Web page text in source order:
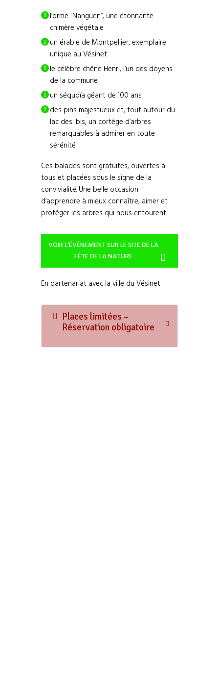
l’orme “Nanguen”, une étonnante
chimère végétale
un érable de Montpellier, exemplaire
unique au Vésinet
le célèbre chêne Henri, l’un des doyens
de la commune
un séquoïa géant de 100 ans
des pins majestueux et, tout autour du
lac des Ibis, un cortège d’arbres
remarquables à admirer en toute
sérénité.
Ces balades sont gratuites, ouvertes à
tous et placées sous le signe de la
convivialité. Une belle occasion
d’apprendre à mieux connaître, aimer et
protéger les arbres qui nous entourent
VOIR L’ÉVÈNEMENT SUR LE SITE DE LA
FÊTE DE LA NATURE
En partenariat avec la ville du Vésinet
Places limitées –
Réservation obligatoire